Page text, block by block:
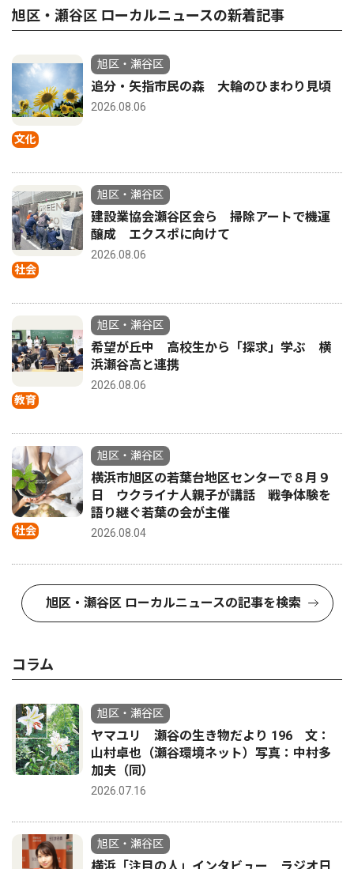
旭区・瀬谷区 ローカルニュースの新着記事
文化
旭区・瀬谷区
追分・矢指市民の森 大輪のひまわり見頃
2026.08.06
社会
旭区・瀬谷区
建設業協会瀬谷区会ら 掃除アートで機運
醸成 エクスポに向けて
2026.08.06
教育
旭区・瀬谷区
希望が丘中 高校生から「探求」学ぶ 横
浜瀬谷高と連携
2026.08.06
社会
旭区・瀬谷区
横浜市旭区の若葉台地区センターで８月９
日 ウクライナ人親子が講話 戦争体験を
語り継ぐ若葉の会が主催
2026.08.04
旭区・瀬谷区 ローカルニュースの記事を検索
コラム
旭区・瀬谷区
ヤマユリ 瀬谷の生き物だより 196 文：
山村卓也（瀬谷環境ネット）写真：中村多
加夫（同）
2026.07.16
旭区・瀬谷区
横浜「注目の人」インタビュー ラジオ日